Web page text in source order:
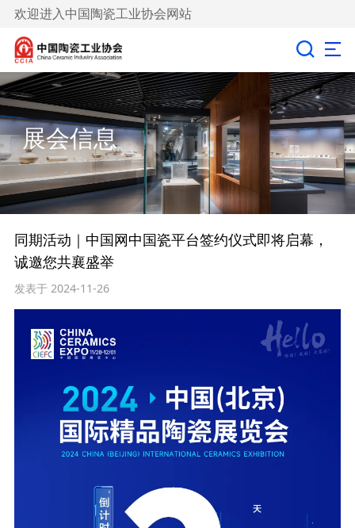
欢迎进入中国陶瓷工业协会网站
展会信息
同期活动｜中国网中国瓷平台签约仪式即将启幕，
诚邀您共襄盛举
发表于 2024-11-26